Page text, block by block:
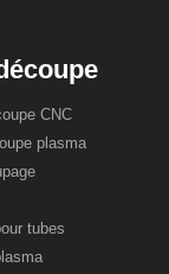
CNC
plasma
tubes